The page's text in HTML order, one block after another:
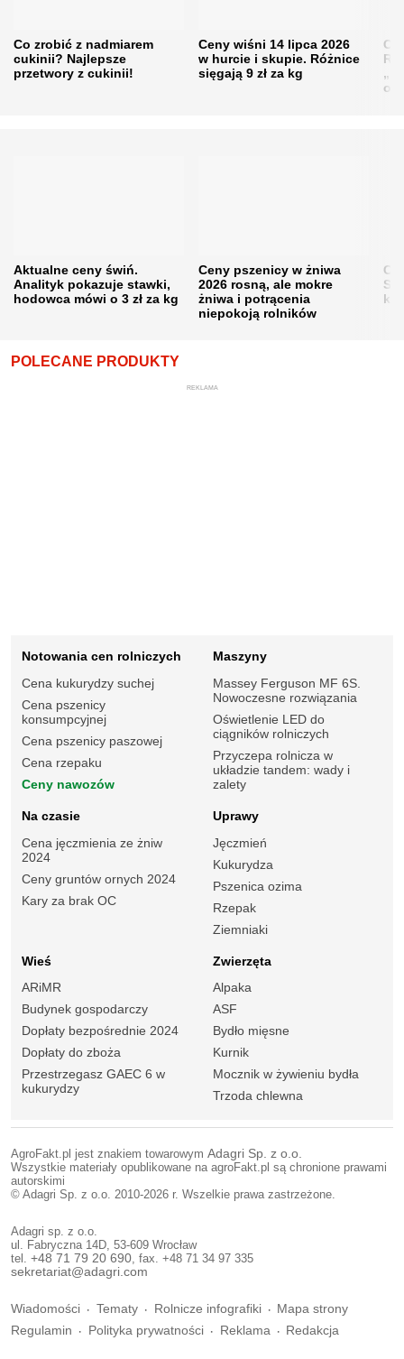
Co zrobić z nadmiarem
cukinii? Najlepsze
przetwory z cukinii!
Ceny wiśni 14 lipca 2026
w hurcie i skupie. Różnice
sięgają 9 zł za kg
Aktualne ceny świń.
Analityk pokazuje stawki,
hodowca mówi o 3 zł za kg
Ceny pszenicy w żniwa
2026 rosną, ale mokre
żniwa i potrącenia
niepokoją rolników
POLECANE PRODUKTY
REKLAMA
Notowania cen rolniczych
Cena kukurydzy suchej
Cena pszenicy
konsumpcyjnej
Cena pszenicy paszowej
Cena rzepaku
Ceny nawozów
Maszyny
Massey Ferguson MF 6S.
Nowoczesne rozwiązania
Oświetlenie LED do
ciągników rolniczych
Przyczepa rolnicza w
układzie tandem: wady i
zalety
Na czasie
Cena jęczmienia ze żniw
2024
Ceny gruntów ornych 2024
Kary za brak OC
Uprawy
Jęczmień
Kukurydza
Pszenica ozima
Rzepak
Ziemniaki
Wieś
ARiMR
Budynek gospodarczy
Dopłaty bezpośrednie 2024
Dopłaty do zboża
Przestrzegasz GAEC 6 w
kukurydzy
Zwierzęta
Alpaka
ASF
Bydło mięsne
Kurnik
Mocznik w żywieniu bydła
Trzoda chlewna
AgroFakt.pl jest znakiem towarowym Adagri Sp. z o.o.
Wszystkie materiały opublikowane na agroFakt.pl są chronione prawami
autorskimi
© Adagri Sp. z o.o. 2010-2026 r. Wszelkie prawa zastrzeżone.
Adagri sp. z o.o.
ul. Fabryczna 14D, 53-609 Wrocław
tel. +48 71 79 20 690 , fax. +48 71 34 97 335
sekretariat@adagri.com
Wiadomości Tematy Rolnicze infografiki
Mapa strony
Regulamin
Polityka prywatności Reklama Redakcja